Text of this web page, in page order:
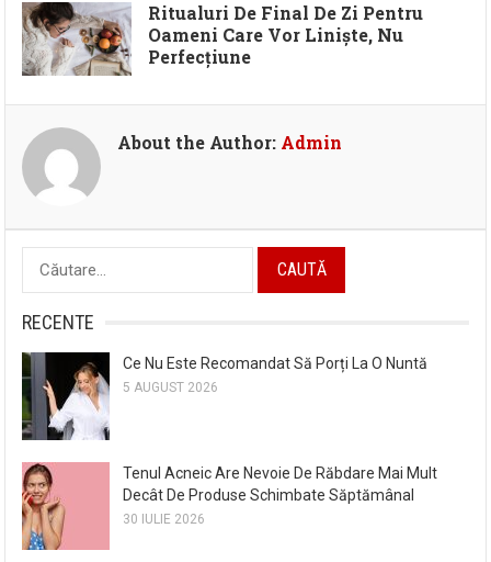
Ritualuri De Final De Zi Pentru
Oameni Care Vor Liniște, Nu
Perfecțiune
About the Author: Admin
Caută
după:
RECENTE
Ce Nu Este Recomandat Să Porți La O Nuntă
5 AUGUST 2026
Tenul Acneic Are Nevoie De Răbdare Mai Mult
Decât De Produse Schimbate Săptămânal
30 IULIE 2026